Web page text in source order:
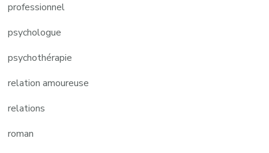
professionnel
psychologue
psychothérapie
relation amoureuse
relations
roman